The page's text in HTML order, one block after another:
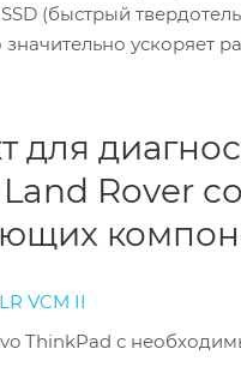
(быстрый
значительно ускоряет
для
Rover
VCM II
ThinkPad с